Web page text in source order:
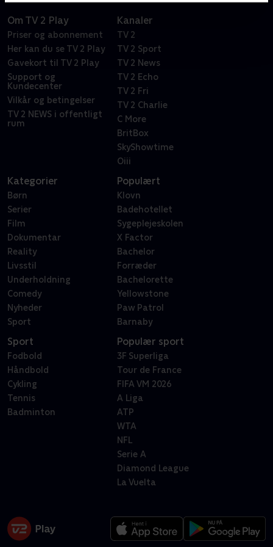
Om TV 2 Play
Priser og abonnement
Her kan du se TV 2 Play
Gavekort til TV 2 Play
Support og
Kundecenter
Vilkår og betingelser
TV 2 NEWS i offentligt
rum
Kanaler
TV 2
TV 2 Sport
TV 2 News
TV 2 Echo
TV 2 Fri
TV 2 Charlie
C More
BritBox
SkyShowtime
Oiii
Kategorier
Børn
Serier
Film
Dokumentar
Reality
Livsstil
Underholdning
Comedy
Nyheder
Sport
Populært
Klovn
Badehotellet
Sygeplejeskolen
X Factor
Bachelor
Forræder
Bachelorette
Yellowstone
Paw Patrol
Barnaby
Sport
Fodbold
Håndbold
Cykling
Tennis
Badminton
Populær sport
3F Superliga
Tour de France
FIFA VM 2026
A Liga
ATP
WTA
NFL
Serie A
Diamond League
La Vuelta